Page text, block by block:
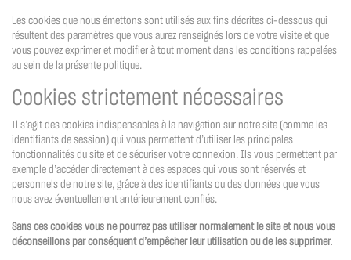
Les cookies que nous émettons sont utilisés aux fins décrites ci-dessous qui
résultent des paramètres que vous aurez renseignés lors de votre visite et que
vous pouvez exprimer et modifier à tout moment dans les conditions rappelées
au sein de la présente politique.
Cookies strictement nécessaires
Il s’agit des cookies indispensables à la navigation sur notre site (comme les
identifiants de session) qui vous permettent d’utiliser les principales
fonctionnalités du site et de sécuriser votre connexion. Ils vous permettent par
exemple d’accéder directement à des espaces qui vous sont réservés et
personnels de notre site, grâce à des identifiants ou des données que vous
nous avez éventuellement antérieurement confiés.
Sans ces cookies vous ne pourrez pas utiliser normalement le site et nous vous
déconseillons par conséquent d’empêcher leur utilisation ou de les supprimer.